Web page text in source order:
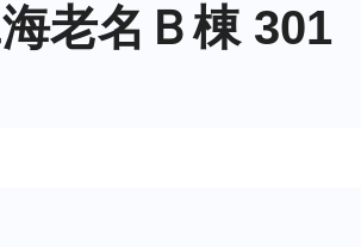
老名Ｂ棟 301